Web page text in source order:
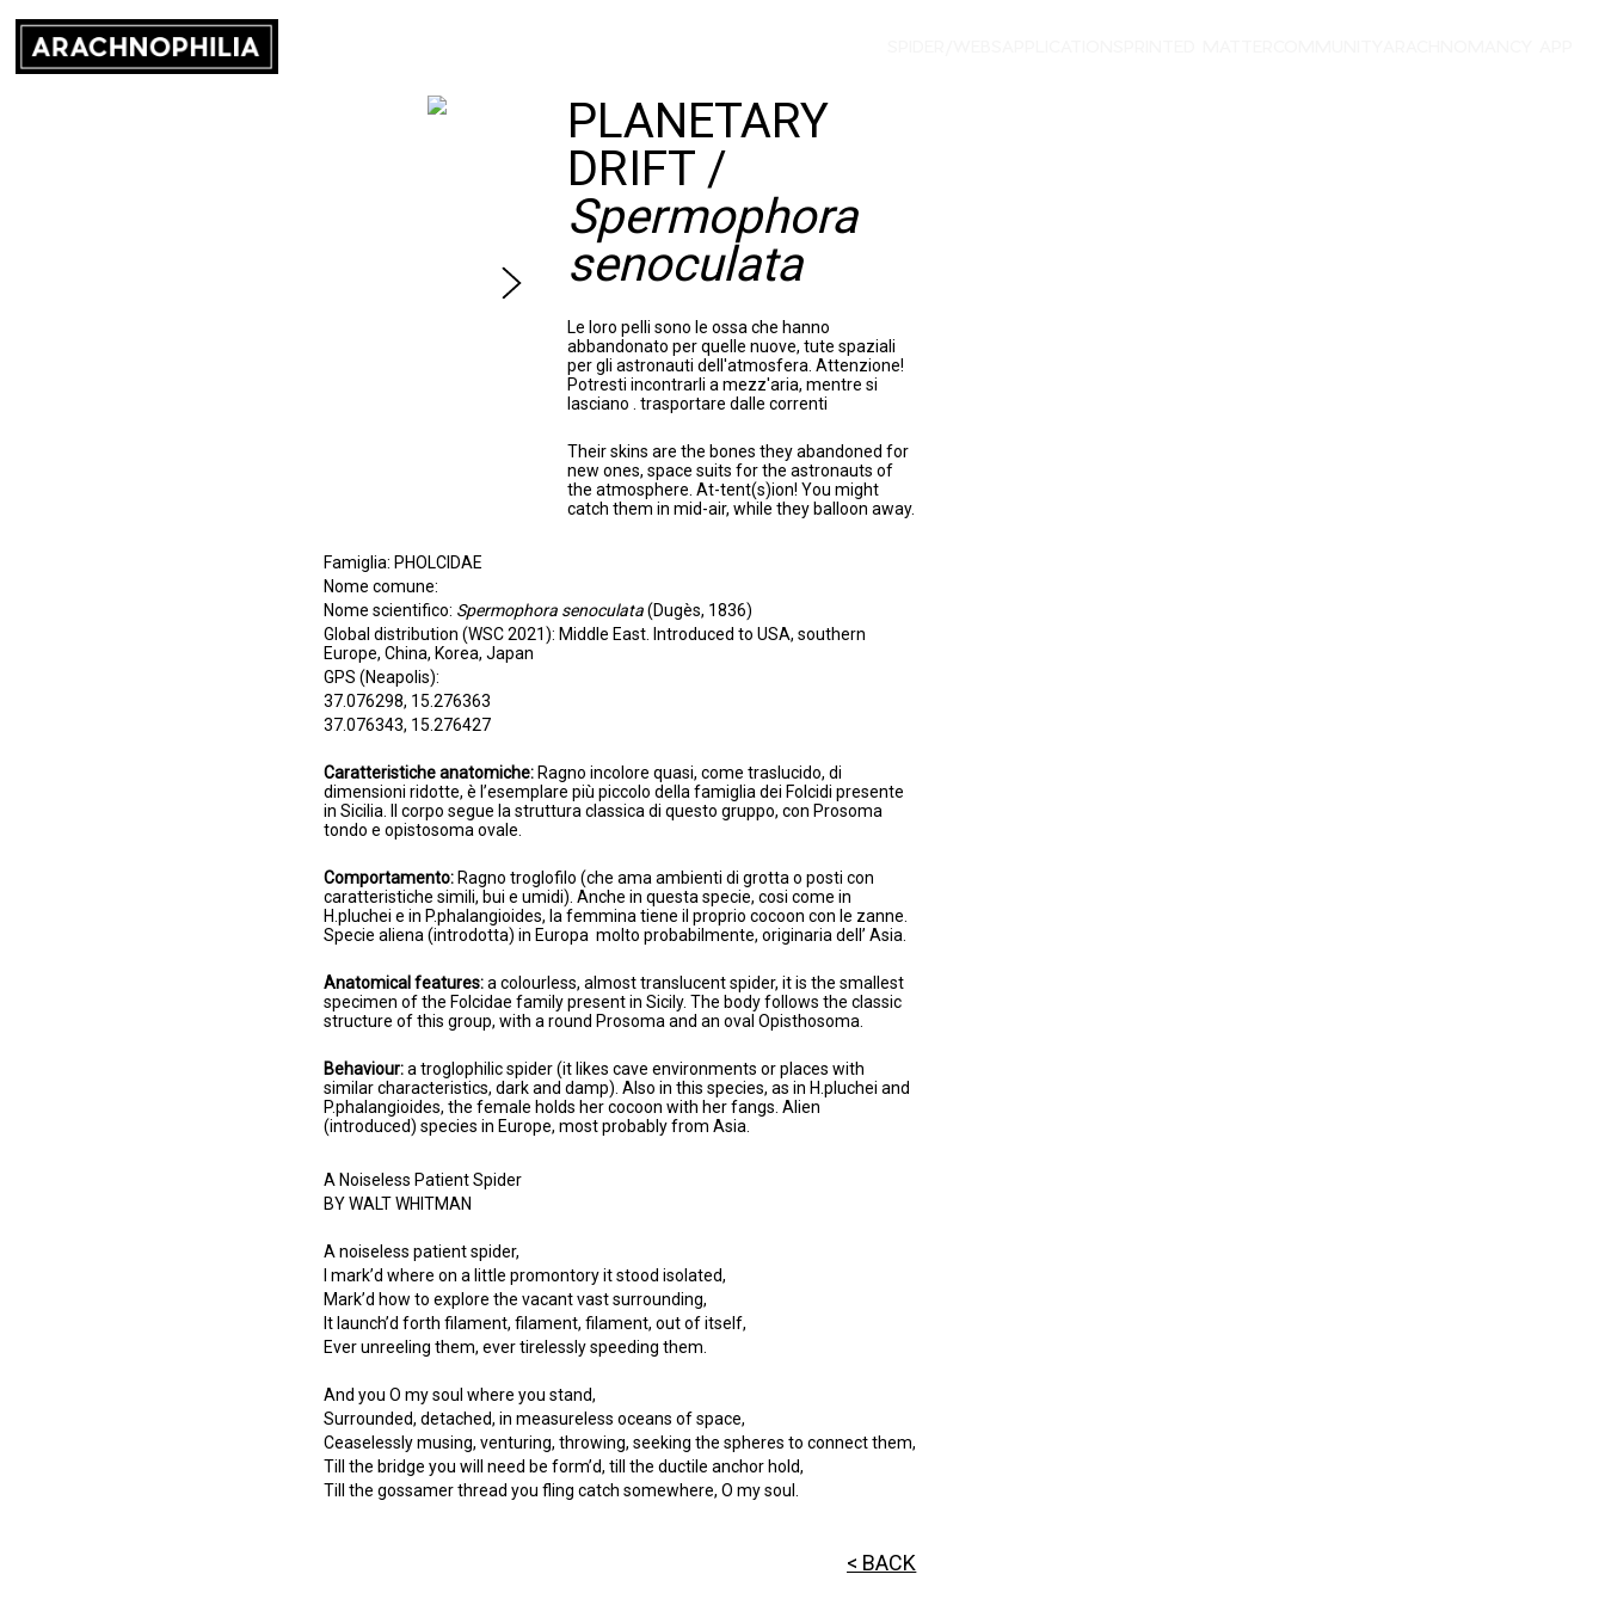
PLANETARY
DRIFT /
Spermophora
senoculata
Le loro pelli sono le ossa che hanno
abbandonato per quelle nuove, tute spaziali
per gli astronauti dell'atmosfera. Attenzione!
Potresti incontrarli a mezz'aria, mentre si
lasciano . trasportare dalle correnti
Their skins are the bones they abandoned for
new ones, space suits for the astronauts of
the atmosphere. At-tent(s)ion! You might
catch them in mid-air, while they balloon away.
Famiglia: PHOLCIDAE
Nome comune:
Nome scientifico: Spermophora senoculata(Dugès, 1836)
Global distribution (WSC 2021): Middle East. Introduced to USA, southern
Europe, China, Korea, Japan
GPS (Neapolis):
37.076298, 15.276363
37.076343, 15.276427
Caratteristiche anatomiche: Ragno incolore quasi, come traslucido, di
dimensioni ridotte, è l’esemplare più piccolo della famiglia dei Folcidi presente
in Sicilia. Il corpo segue la struttura classica di questo gruppo, con Prosoma
tondo e opistosoma ovale.
Comportamento: Ragno troglofilo (che ama ambienti di grotta o posti con
caratteristiche simili, bui e umidi). Anche in questa specie, cosi come in
H.pluchei e in P.phalangioides, la femmina tiene il proprio cocoon con le zanne.
Specie aliena (introdotta) in Europa molto probabilmente, originaria dell’ Asia.
​​Anatomical features:a colourless, almost translucent spider, it is the smallest
specimen of the Folcidae family present in Sicily. The body follows the classic
structure of this group, with a round Prosoma and an oval Opisthosoma.
Behaviour:a troglophilic spider (it likes cave environments or places with
similar characteristics, dark and damp). Also in this species, as in H.pluchei and
P.phalangioides, the female holds her cocoon with her fangs. Alien
(introduced) species in Europe, most probably from Asia.
A Noiseless Patient Spider
BY WALT WHITMAN
A noiseless patient spider,
I mark’d where on a little promontory it stood isolated,
Mark’d how to explore the vacant vast surrounding,
It launch’d forth filament, filament, filament, out of itself,
Ever unreeling them, ever tirelessly speeding them.
And you O my soul where you stand,
Surrounded, detached, in measureless oceans of space,
Ceaselessly musing, venturing, throwing, seeking the spheres to connect them,
Till the bridge you will need be form’d, till the ductile anchor hold,
Till the gossamer thread you fling catch somewhere, O my soul.
< BACK